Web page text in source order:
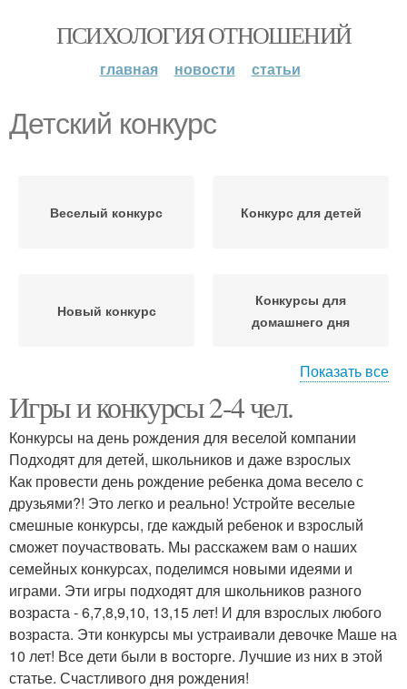
ПСИХОЛОГИЯ ОТНОШЕНИЙ
главная новости статьи
Детский конкурс
Веселый конкурс Конкурс для детей
Новый конкурс
Конкурсы для
домашнего дня
Конкурсы для детей
дошкольников
Конкурсы на масленицу
Показать все
Игры и конкурсы 2-4 чел.
Конкурсы на день рождения для веселой компании
Подходят для детей, школьников и даже взрослых
Как провести день рождение ребенка дома весело с
друзьями?! Это легко и реально! Устройте веселые
смешные конкурсы, где каждый ребенок и взрослый
сможет поучаствовать. Мы расскажем вам о наших
семейных конкурсах, поделимся новыми идеями и
играми. Эти игры подходят для школьников разного
возраста - 6,7,8,9,10, 13,15 лет! И для взрослых любого
возраста. Эти конкурсы мы устраивали девочке Маше на
10 лет! Все дети были в восторге. Лучшие из них в этой
статье. Счастливого дня рождения!